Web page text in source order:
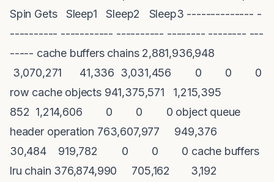
Spin Gets Sleep1 Sleep2 Sleep3 -------------- -
---------- ----------- ---------- -------- -------- ---
----- cache buffers chains 2,881,936,948
3,070,271 41,336 3,031,456 0 0 0
row cache objects 941,375,571 1,215,395
852 1,214,606 0 0 0 object queue
header operation 763,607,977 949,376
30,484 919,782 0 0 0 cache buffers
lru chain 376,874,990 705,162 3,192